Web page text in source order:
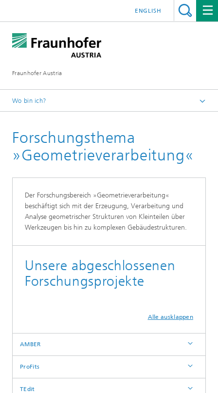
Fraunhofer Austria
ENGLISH
Wo bin ich?
Forschung
Forschungsthema
»Geometrieverarbeitung«
Der Forschungsbereich »Geometrieverarbeitung«
beschäftigt sich mit der Erzeugung, Verarbeitung und
Analyse geometrischer Strukturen von Kleinteilen über
Werkzeugen bis hin zu komplexen Gebäudestrukturen.
Unsere abgeschlossenen
Forschungsprojekte
Alle ausklappen
AMBER
ProFits
TEdit